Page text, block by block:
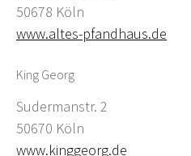
50678 Köln
www.altes-pfandhaus.de
King Georg
Sudermanstr. 2
50670 Köln
www.kinggeorg.de